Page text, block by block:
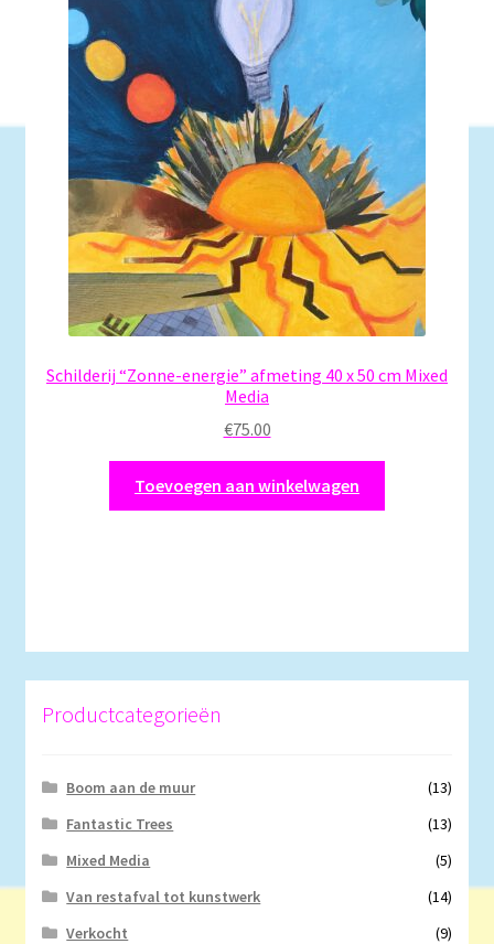
Schilderij “Zonne-energie” afmeting 40 x 50 cm Mixed
Media
€75.00
Toevoegen aan winkelwagen
Productcategorieën
Boom aan de muur
(13)
Fantastic Trees
(13)
Mixed Media
(5)
Van restafval tot kunstwerk
(14)
Verkocht
(9)